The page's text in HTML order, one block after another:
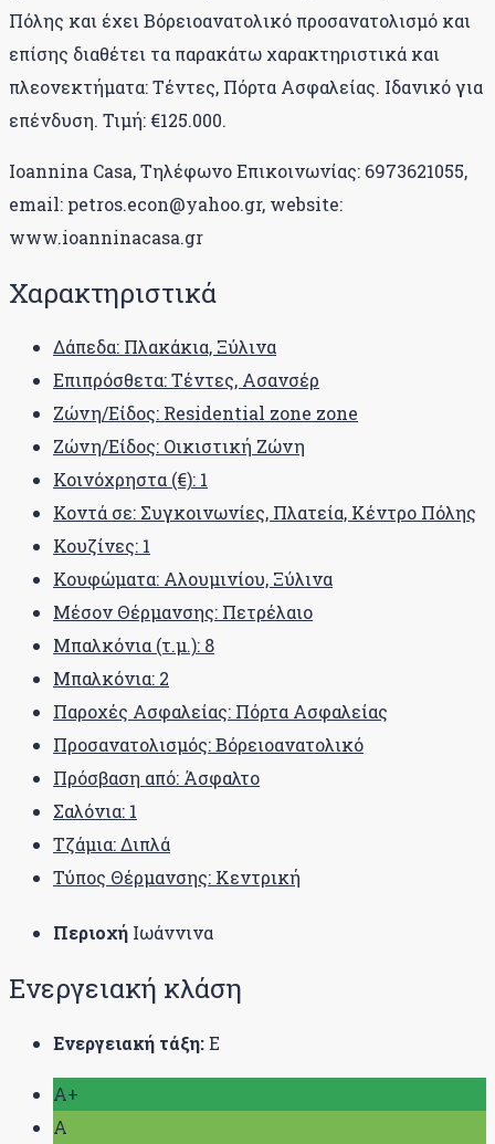
Πόλης και έχει Βόρειοανατολικό προσανατολισμό και
επίσης διαθέτει τα παρακάτω χαρακτηριστικά και
πλεονεκτήματα: Τέντες, Πόρτα Ασφαλείας. Ιδανικό για
επένδυση. Τιμή: €125.000.
Ioannina Casa, Τηλέφωνο Επικοινωνίας: 6973621055,
email: petros.econ@yahoo.gr, website:
www.ioanninacasa.gr
Χαρακτηριστικά
Δάπεδα: Πλακάκια, Ξύλινα
Επιπρόσθετα: Τέντες, Ασανσέρ
Ζώνη/Είδος: Residential zone zone
Ζώνη/Είδος: Οικιστική Ζώνη
Κοινόχρηστα (€): 1
Κοντά σε: Συγκοινωνίες, Πλατεία, Κέντρο Πόλης
Κουζίνες: 1
Κουφώματα: Αλουμινίου, Ξύλινα
Μέσον Θέρμανσης: Πετρέλαιο
Μπαλκόνια (τ.μ.): 8
Μπαλκόνια: 2
Παροχές Ασφαλείας: Πόρτα Ασφαλείας
Προσανατολισμός: Βόρειοανατολικό
Πρόσβαση από: Άσφαλτο
Σαλόνια: 1
Τζάμια: Διπλά
Τύπος Θέρμανσης: Κεντρική
Περιοχή Ιωάννινα
Ενεργειακή κλάση
Ενεργειακή τάξη:Ε
A+
A